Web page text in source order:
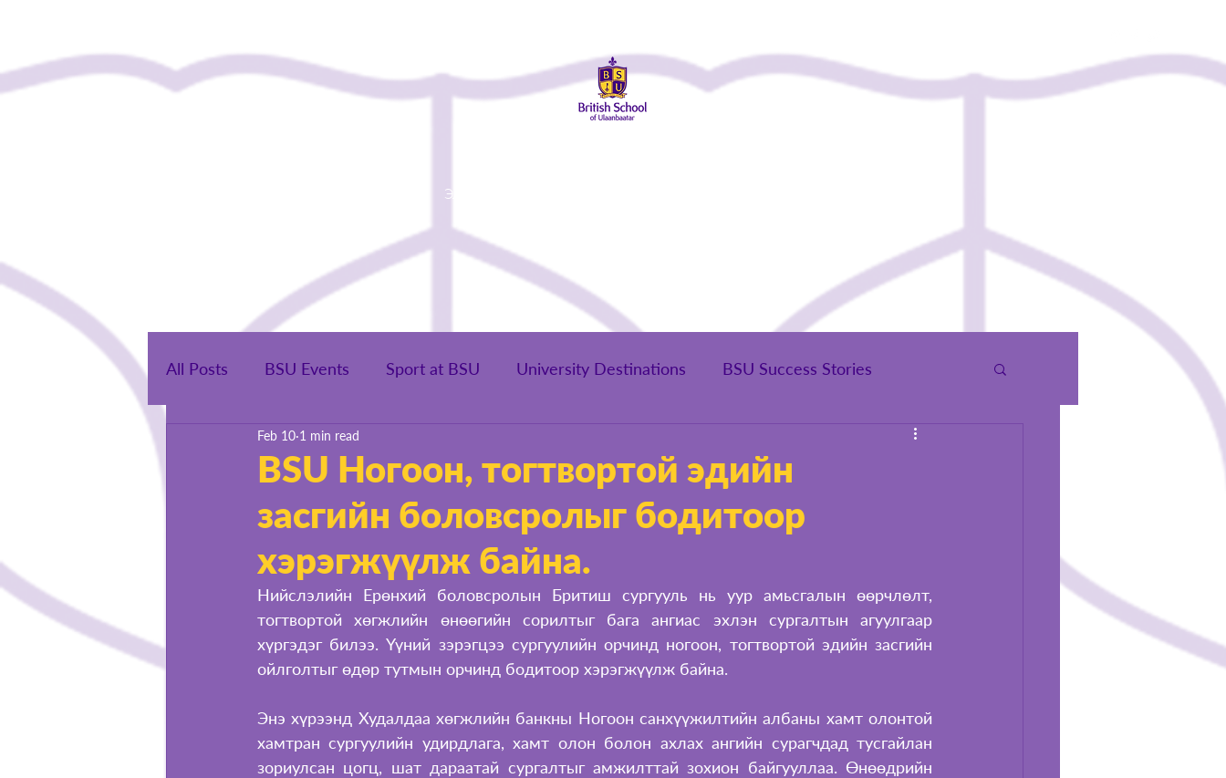
Элсэлт
All Posts BSU Events Sport at BSU University Destinations BSU Success Stories
Life at BSU
BSU Ногоон, тогтвортой эдийн
засгийн боловсролыг бодитоор
хэрэгжүүлж байна.
Feb 10 1 min read
Нийслэлийн Ерөнхий боловсролын Бритиш сургууль нь уур амьсгалын өөрчлөлт,
тогтвортой хөгжлийн өнөөгийн сорилтыг бага ангиас эхлэн сургалтын агуулгаар
хүргэдэг билээ. Үүний зэрэгцээ сургуулийн орчинд ногоон, тогтвортой эдийн засгийн
ойлголтыг өдөр тутмын орчинд бодитоор хэрэгжүүлж байна.
Энэ хүрээнд Худалдаа хөгжлийн банкны Ногоон санхүүжилтийн албаны хамт олонтой
хамтран сургуулийн удирдлага, хамт олон болон ахлах ангийн сурагчдад тусгайлан
зориулсан цогц, шат дараатай сургалтыг амжилттай зохион байгууллаа. Өнөөдрийн